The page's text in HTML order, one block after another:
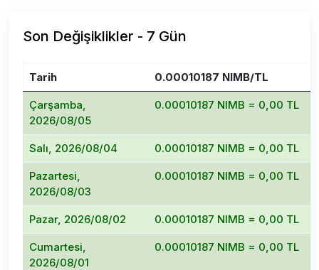
Son Değişiklikler - 7 Gün
Tarih 0.00010187 NIMB/TL
Çarşamba,
2026/08/05
0.00010187 NIMB = 0,00 TL
Salı, 2026/08/04 0.00010187 NIMB = 0,00 TL
Pazartesi,
2026/08/03
0.00010187 NIMB = 0,00 TL
Pazar, 2026/08/02 0.00010187 NIMB = 0,00 TL
Cumartesi,
2026/08/01
0.00010187 NIMB = 0,00 TL